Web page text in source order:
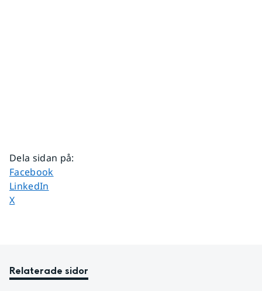
Dela sidan på:
Dela sidan på
Facebook
Dela sidan på
LinkedIn
Dela sidan på
X
Relaterade sidor